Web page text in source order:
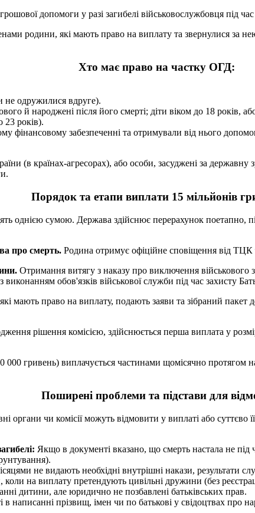
допомоги у разі загибелі військовослужбовця під
родини, які мають право на виплату та звернулися за
Хто має право на частку ОГД:
не одружилися вдруге).
й народжені після його смерті; діти віком до 18 років,
23 років).
фінансовому забезпеченні та отримували від нього
(в країнах-агресорах), або особи, засуджені за державну
Порядок та етапи виплати 15 мільйонів
однією сумою. Держава здійснює перерахунок поетапно,
про смерть. Родина отримує офіційне сповіщення від
Отримання витягу з наказу про виключення військового
обов'язків військової служби під час захисту
мають право на виплату, подають заяви та зібраний
рішення комісією, здійснюється перша виплата у
000 гривень) виплачується частинами щомісячно протягом
Поширені проблеми та підстави для
органи чи комісії можуть відмовити у виплаті або
Якщо в документі вказано, що смерть настала не
не видають необхідні внутрішні накази, результати
коли на виплату претендують цивільні дружини (без
дитини, але юридично не позбавлені батьківських прав.
в написанні прізвищ, імен чи по батькові у свідоцтвах про